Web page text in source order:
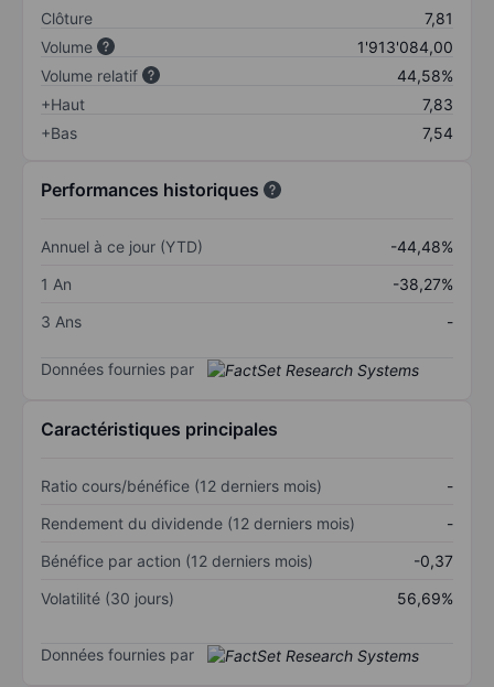
Clôture
7,81
Volume
1'913'084,00
Volume relatif
44,58%
+Haut
7,83
+Bas
7,54
Performances historiques
Annuel à ce jour (YTD)
-44,48%
1 An
-38,27%
3 Ans
-
Données fournies par
Caractéristiques principales
Ratio cours/bénéfice (12 derniers mois)
-
Rendement du dividende (12 derniers mois)
-
Bénéfice par action (12 derniers mois)
-0,37
Volatilité (30 jours)
56,69%
Données fournies par